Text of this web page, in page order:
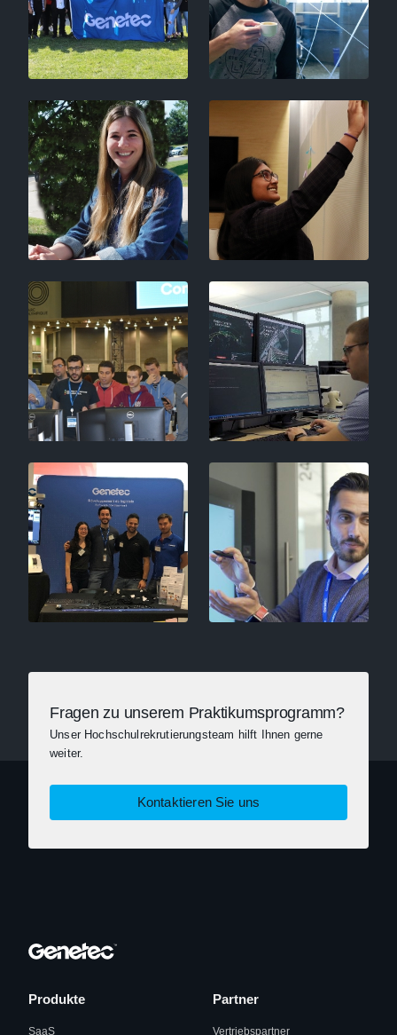
Fragen zu unserem Praktikumsprogramm?
Unser Hochschulrekrutierungsteam hilft Ihnen gerne
weiter.
Kontaktieren Sie uns
Produkte
SaaS
Partner
Vertriebspartner